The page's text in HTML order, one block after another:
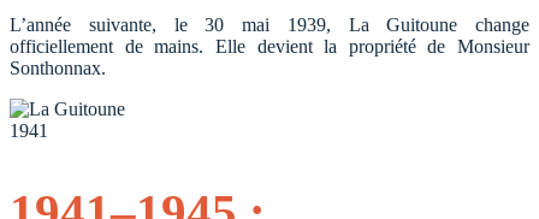
L’année suivante, le 30 mai 1939, La Guitoune change
officiellement de mains. Elle devient la propriété de Monsieur
Sonthonnax.
1941